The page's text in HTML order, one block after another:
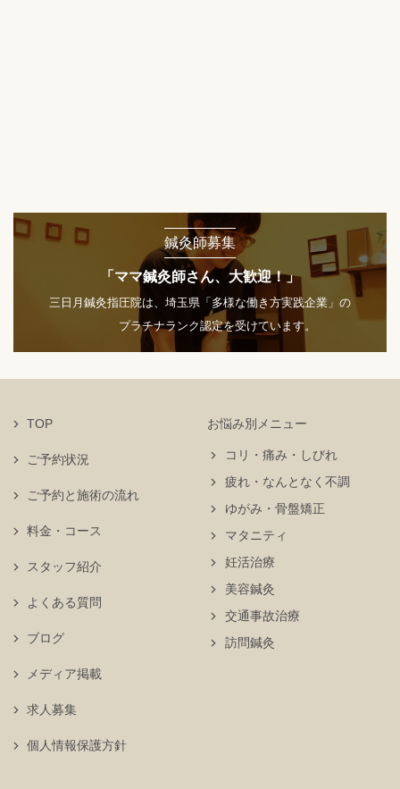
鍼灸師募集
「ママ鍼灸師さん、大歓迎！」
三日月鍼灸指圧院は、埼玉県「多様な働き方実践企業」の
プラチナランク認定を受けています。
TOP
ご予約状況
お悩み別メニュー
コリ・痛み・しびれ
疲れ・なんとなく不調
ゆがみ・骨盤矯正
マタニティ
妊活治療
美容鍼灸
交通事故治療
訪問鍼灸
ご予約と施術の流れ
料金・コース
スタッフ紹介
よくある質問
ブログ
メディア掲載
求人募集
個人情報保護方針